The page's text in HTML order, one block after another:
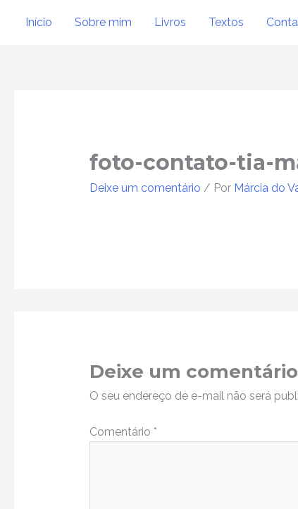
Início Sobre mim Livros Textos
foto-contato-tia-
Deixe um comentário / Por Márcia do
Deixe um comentário
O seu endereço de e-mail não será
Comentário *